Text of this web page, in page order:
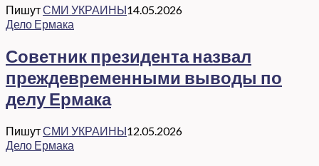
ПишутСМИ УКРАИНЫ14.05.2026
Дело Ермака
Советник президента назвал
преждевременными выводы по
делу Ермака
ПишутСМИ УКРАИНЫ12.05.2026
Дело Ермака